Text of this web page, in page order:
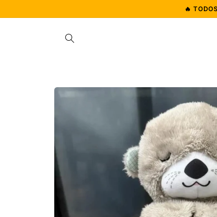
al contenido
🔥
directamente
a la